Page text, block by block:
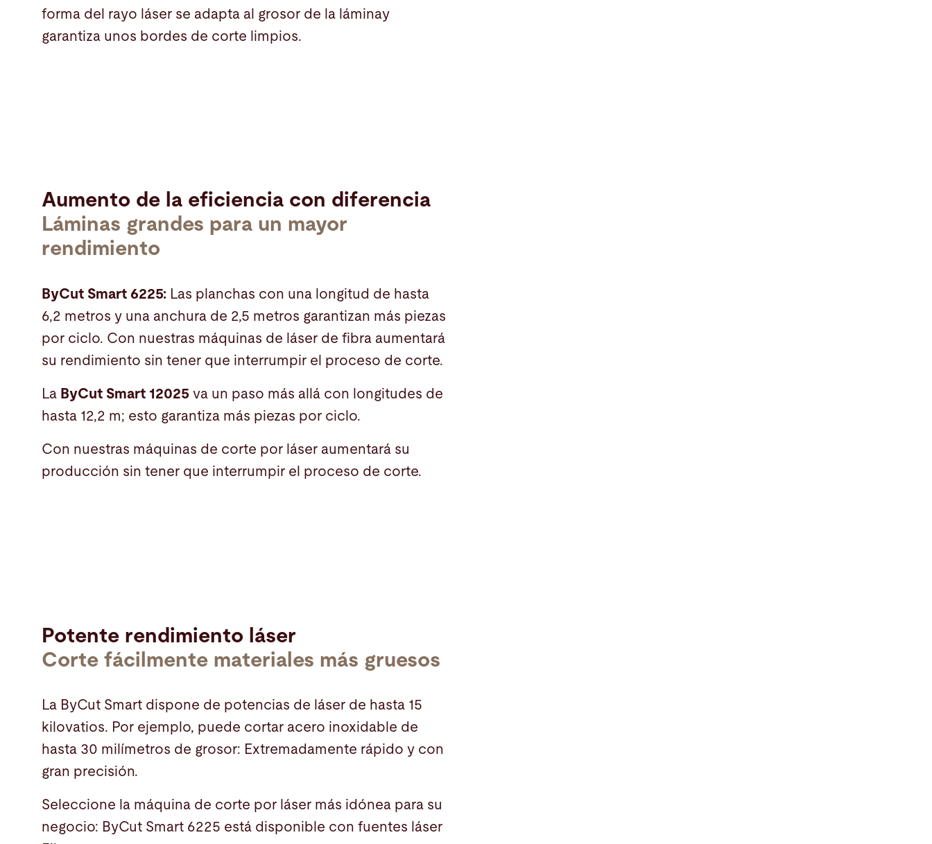
forma del rayo láser se adapta al grosor de la láminay
garantiza unos bordes de corte limpios.
Aumento de la eficiencia con diferencia
Láminas grandes para un mayor
rendimiento
ByCut Smart 6225: Las planchas con una longitud de hasta
6,2 metros y una anchura de 2,5 metros garantizan más piezas
por ciclo. Con nuestras máquinas de láser de fibra aumentará
su rendimiento sin tener que interrumpir el proceso de corte.
La ByCut Smart 12025 va un paso más allá con longitudes de
hasta 12,2 m; esto garantiza más piezas por ciclo.
Con nuestras máquinas de corte por láser aumentará su
producción sin tener que interrumpir el proceso de corte.
Potente rendimiento láser
Corte fácilmente materiales más gruesos
La ByCut Smart dispone de potencias de láser de hasta 15
kilovatios. Por ejemplo, puede cortar acero inoxidable de
hasta 30 milímetros de grosor: Extremadamente rápido y con
gran precisión.
Seleccione la máquina de corte por láser más idónea para su
negocio: ByCut Smart 6225 está disponible con fuentes láser